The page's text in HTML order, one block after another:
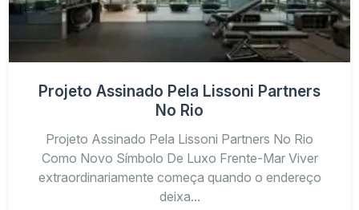
Projeto Assinado Pela Lissoni Partners
No Rio
Projeto Assinado Pela Lissoni Partners No Rio
Como Novo Símbolo De Luxo Frente-Mar Viver
extraordinariamente começa quando o endereço
deixa...